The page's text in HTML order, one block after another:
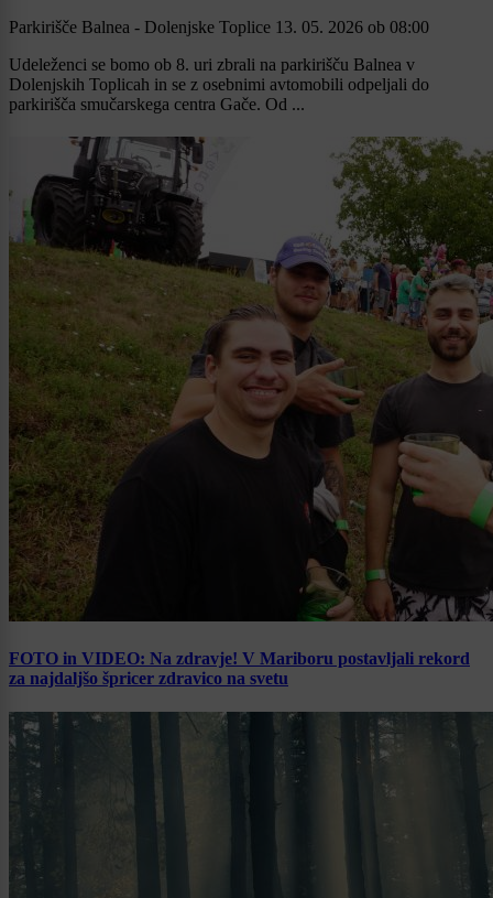
Parkirišče Balnea - Dolenjske Toplice 13. 05. 2026 ob 08:00
Udeleženci se bomo ob 8. uri zbrali na parkirišču Balnea v
Dolenjskih Toplicah in se z osebnimi avtomobili odpeljali do
parkirišča smučarskega centra Gače. Od ...
FOTO in VIDEO: Na zdravje! V Mariboru postavljali rekord
za najdaljšo špricer zdravico na svetu